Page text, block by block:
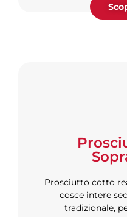
Prosciutto cotto
cosce intere
tradizionale,